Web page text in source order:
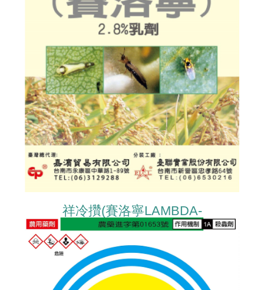
祥冷攢(賽洛寧LAMBDA-
CYHALOTHRIN)